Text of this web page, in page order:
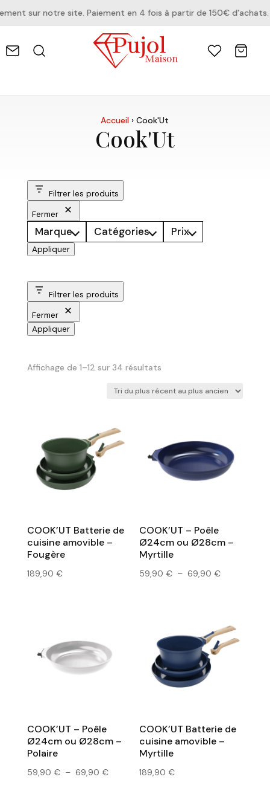
sur notre site. Paiement en 4 fois à partir de 150€ d'achats.
Accueil ›Cook'Ut
Cook'Ut
Filtrer les produits
Fermer
Marque Catégories Prix
Appliquer
Filtrer les produits
Fermer
Appliquer
Affichage de 1–12 sur 34 résultatsTrié
plus
ancien
COOK’UT Batterie de
cuisine amovible –
Fougère
189,90 €
COOK’UT – Poêle
Ø24cm ou Ø28cm –
Myrtille
59,90€ – 69,90€Plage
à
69,90 €
COOK’UT – Poêle
Ø24cm ou Ø28cm –
Polaire
59,90 € – 69,90 €Plage
COOK’UT Batterie de
cuisine amovible –
Myrtille
189,90€